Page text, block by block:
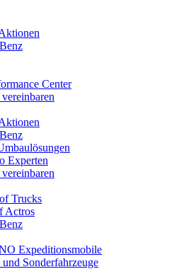
Center
Experten
Trucks
Actros
Expeditionsmobile
Sonderfahrzeuge